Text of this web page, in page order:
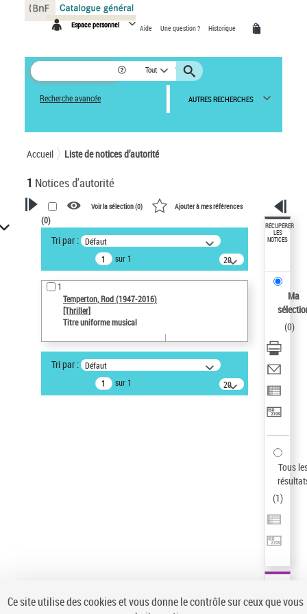
Espace personnel Aide Une question ? Historique
Tout
Recherche avancée AUTRES RECHERCHES
Accueil Liste de notices d’autorité
1 Notices d'autorité
VOTRE RECHERCHE
Recherche avancée dans les
notices d’autorité
Œuvres liées à l'auteur :
Temperton, Rod (1947-2016)
Sauvegarder votre recherche
AFFINER
Type de notice d'autorité
Voir la sélection (0) Ajouter à mes références
(0)
Tri par : Défaut
sur 1
20
résultats/page
1
Temperton, Rod (1947-2016)
[Thriller]
Titre uniforme musical
Tri par : Défaut
sur 1
20
résultats/page
RÉCUPÉRER
LES
NOTICES
Ma
(0)
Tous
(1)
Panneau de gestion des cookies
Ce site utilise des cookies et vous donne le contrôle sur ceux que vous